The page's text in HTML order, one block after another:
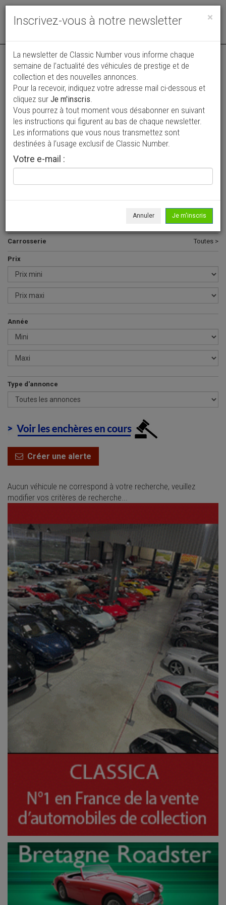
Toggle
Vos annonces vues par
plus de 4 millions de collectionneurs
Ajouter une annonce
> Rechercher un véhicule
Tous >
Carrosserie Toutes >
Prix
Année
Type d'annonce
Créer une alerte
Aucun véhicule ne correspond à votre recherche, veuillez
modifier vos critères de recherche...
×
Inscrivez-vous à notre newsletter
La newsletter de Classic Number vous informe chaque
semaine de l’actualité des véhicules de prestige et de
collection et des nouvelles annonces.
Pour la recevoir, indiquez votre adresse mail ci-dessous et
cliquez sur Je m'inscris.
Vous pourrez à tout moment vous désabonner en suivant
les instructions qui figurent au bas de chaque newsletter.
Les informations que vous nous transmettez sont
destinées à l’usage exclusif de Classic Number.
Votre e-mail :
Annuler Je m'inscris